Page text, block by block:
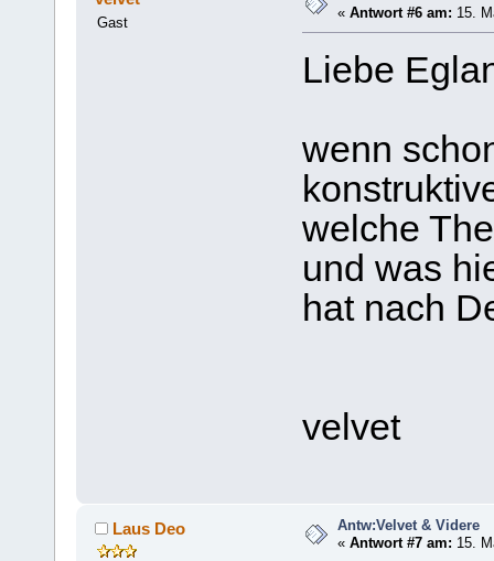
Gast
«Antwort #6 am: 15.
Liebe
wenn
welche
und was
hat nach
velvet
Laus Deo
Antw:Velvet & Videre
«Antwort #7 am: 15.